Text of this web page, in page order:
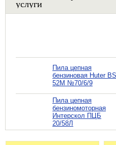
услуги
Пила цепная
бензиновая Huter BS
52M №70/6/9
Пила цепная
бензиномоторная
Интерскол ПЦБ
20/58Л